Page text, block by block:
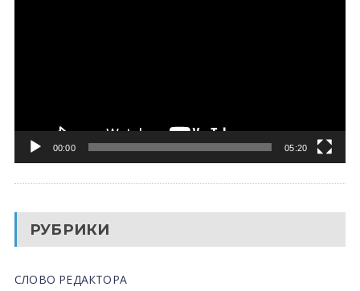
00:00 05:20
РУБРИКИ
СЛОВО РЕДАКТОРА